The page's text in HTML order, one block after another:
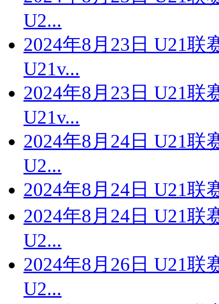
U2...
2024年8月23日 U21联
U21v...
2024年8月23日 U21联
U21v...
2024年8月24日 U21联
U2...
2024年8月24日 U21联
2024年8月24日 U21联
U2...
2024年8月26日 U21联
U2...